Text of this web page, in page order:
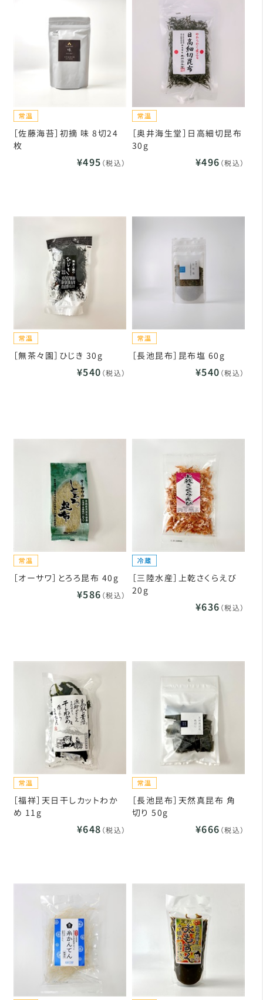
［佐藤海苔］初摘 味 8切24
枚
¥495 （税込）
［奥井海生堂］日高細切昆布
30g
¥496 （税込）
［無茶々園］ひじき 30g
¥540 （税込）
［長池昆布］昆布塩 60g
¥540 （税込）
［オーサワ］とろろ昆布 40g
¥586 （税込）
［三陸水産］上乾さくらえび
20g
¥636 （税込）
［福祥］天日干しカットわか
め 11g
¥648 （税込）
［長池昆布］天然真昆布 角
切り 50g
¥666 （税込）